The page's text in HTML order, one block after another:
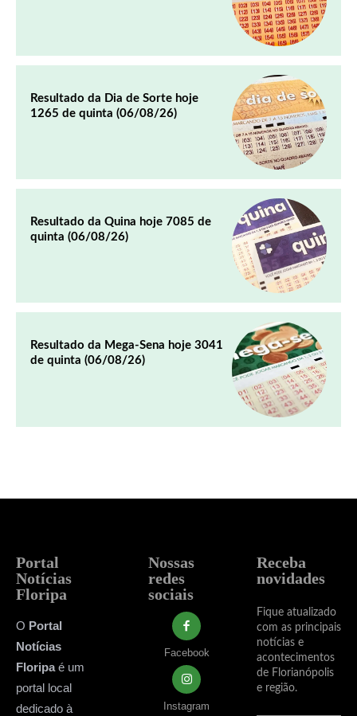
Resultado da Dia de Sorte hoje
1265 de quinta (06/08/26)
Resultado da Quina hoje 7085 de
quinta (06/08/26)
Resultado da Mega-Sena hoje 3041
de quinta (06/08/26)
Portal
Notícias
Floripa
O Portal
Notícias
Floripaé um
portal local
dedicado à
Nossas
redes
sociais
Facebook
Instagram
Receba
novidades
Fique atualizado
com as principais
notícias e
acontecimentos
de Florianópolis
e região.